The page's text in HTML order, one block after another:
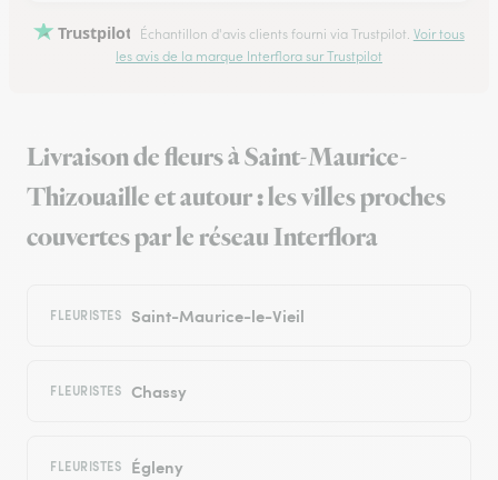
Trustpilot Échantillon d'avis clients fourni via Trustpilot. Voir tous
les avis de la marque Interflora sur Trustpilot
Livraison de fleurs à Saint-Maurice-
Thizouaille et autour : les villes proches
couvertes par le réseau Interflora
FLEURISTES Saint-Maurice-le-Vieil
FLEURISTES Chassy
FLEURISTES Égleny